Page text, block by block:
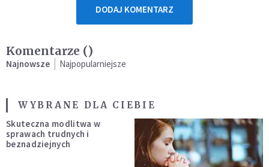
DODAJ KOMENTARZ
Komentarze ()
Najnowsze Najpopularniejsze
WYBRANE DLA CIEBIE
Skuteczna modlitwa w
sprawach trudnych i
beznadziejnych